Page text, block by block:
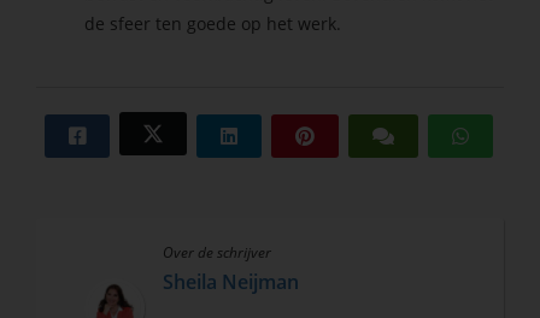
de sfeer ten goede op het werk.
Over de schrijver
Sheila Neijman